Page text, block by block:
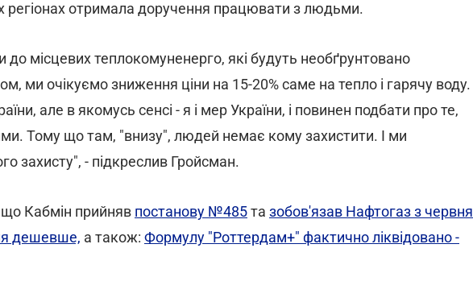
регіонах отримала доручення працювати з людьми.
місцевих теплокомуненерго, які будуть необґрунтовано
ми очікуємо зниження ціни на 15-20% саме на тепло і гарячу воду.
але в якомусь сенсі - я і мер України, і повинен подбати про те,
Тому що там, "внизу", людей немає кому захистити. І ми
захисту", - підкреслив Гройсман.
Кабмін прийняв постанову №485та зобов'язав Нафтогаз з червня
дешевше, а також: Формулу "Роттердам+" фактично ліквідовано -